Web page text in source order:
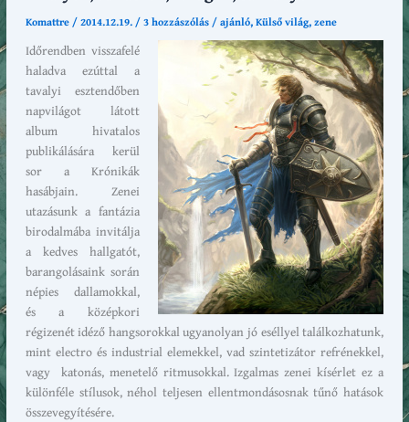
Komattre /2014.12.19. /3 hozzászólás /ajánló,Külső világ,zene
Időrendben visszafelé
haladva ezúttal a
tavalyi esztendőben
napvilágot látott
album hivatalos
publikálására kerül
sor a Krónikák
hasábjain. Zenei
utazásunk a fantázia
birodalmába invitálja
a kedves hallgatót,
barangolásaink során
népies dallamokkal,
és a középkori
régizenét idéző hangsorokkal ugyanolyan jó eséllyel találkozhatunk,
mint electro és industrial elemekkel, vad szintetizátor refrénekkel,
vagy katonás, menetelő ritmusokkal. Izgalmas zenei kísérlet ez a
különféle stílusok, néhol teljesen ellentmondásosnak tűnő hatások
összevegyítésére.